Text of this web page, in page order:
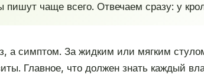
чаще всего. Отвечаем сразу: у
а симптом. За жидким или мягким
Главное, что должен знать каждый